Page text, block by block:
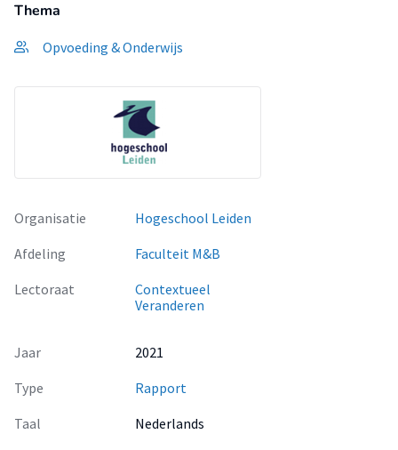
Thema
Opvoeding & Onderwijs
Organisatie
Hogeschool Leiden
Afdeling
Faculteit M&B
Lectoraat
Contextueel
Veranderen
Jaar
2021
Type
Rapport
Taal
Nederlands